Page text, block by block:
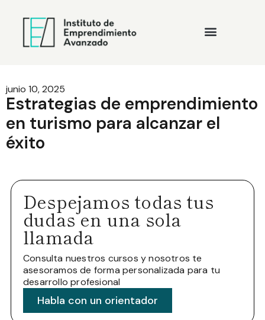
junio 10, 2025
Estrategias de emprendimiento
en turismo para alcanzar el
éxito
Despejamos todas tus
dudas en una sola
llamada
Consulta nuestros cursos y nosotros te
asesoramos de forma personalizada para tu
desarrollo profesional
Habla con un orientador